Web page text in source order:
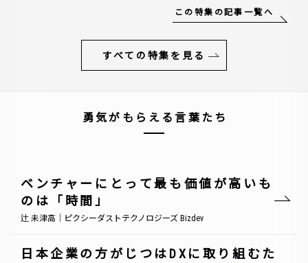
この特集の記事一覧へ
すべての特集を見る
勇気がもらえる言葉たち
ベンチャーにとって最も価値が高いも
のは「時間」
辻 未津高｜ピクシーダストテクノロジーズ Bizdev
日本企業の方がじつはDXに取り組むた